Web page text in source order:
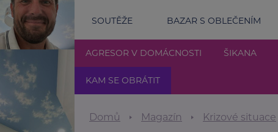
SOUTĚŽE BAZAR S OBLEČENÍM
AGRESOR V DOMÁCNOSTI ŠIKANA
KAM SE OBRÁTIT
Domů Magazín Krizové situace